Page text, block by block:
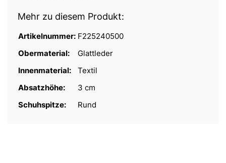
Mehr zu diesem Produkt:
Artikelnummer: F225240500
Obermaterial:
Glattleder
Innenmaterial:
Textil
Absatzhöhe:
3 cm
Schuhspitze:
Rund